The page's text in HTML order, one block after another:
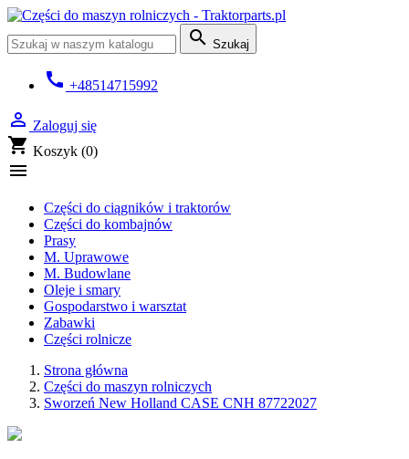
 Szukaj
call +48514715992
 Zaloguj się
shopping_cart Koszyk (0)

Części do ciągników i traktorów
Części do kombajnów
Prasy
M. Uprawowe
M. Budowlane
Oleje i smary
Gospodarstwo i warsztat
Zabawki
Części rolnicze
Strona główna
Części do maszyn rolniczych
Sworzeń New Holland CASE CNH 87722027